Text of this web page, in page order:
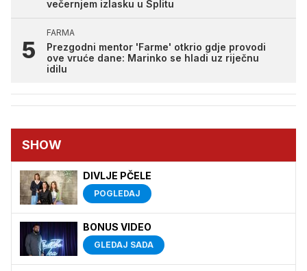
večernjem izlasku u Splitu
FARMA
Prezgodni mentor 'Farme' otkrio gdje provodi
ove vruće dane: Marinko se hladi uz riječnu
idilu
SHOW
DIVLJE PČELE
POGLEDAJ
BONUS VIDEO
GLEDAJ SADA